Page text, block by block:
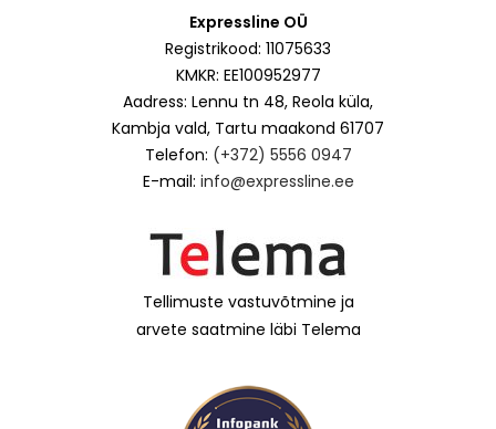
Expressline OÜ
Registrikood: 11075633
KMKR: EE100952977
Aadress: Lennu tn 48, Reola küla,
Kambja vald, Tartu maakond 61707
Telefon: (+372) 5556 0947
E-mail: info@expressline.ee
Tellimuste vastuvõtmine ja
arvete saatmine läbi Telema